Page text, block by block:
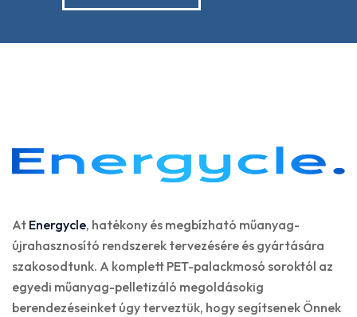
At Energycle, hatékony és megbízható műanyag-
újrahasznosító rendszerek tervezésére és gyártására
szakosodtunk. A komplett PET-palackmosó soroktól az
egyedi műanyag-pelletizáló megoldásokig
berendezéseinket úgy terveztük, hogy segítsenek Önnek